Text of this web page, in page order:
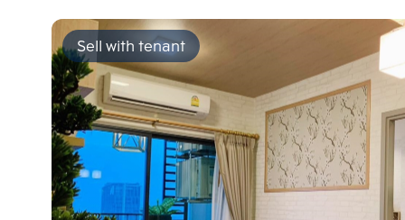
Sell with tenant
Add comparative units
Number 1